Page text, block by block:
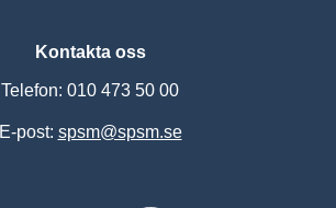
Kontakta oss
Telefon: 010 473 50 00
E-post: spsm@spsm.se